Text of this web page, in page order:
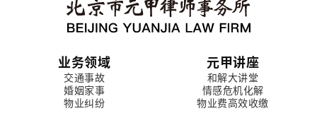
业务领域
交通事故
婚姻家事
物业纠纷
元甲讲座
和解大讲堂
情感危机化解
物业费高效收缴